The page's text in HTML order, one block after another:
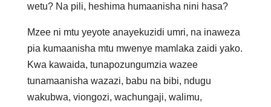
wetu? Na pili, heshima humaanisha nini hasa?
Mzee ni mtu yeyote anayekuzidi umri, na inaweza
pia kumaanisha mtu mwenye mamlaka zaidi yako.
Kwa kawaida, tunapozungumzia wazee
tunamaanisha wazazi, babu na bibi, ndugu
wakubwa, viongozi, wachungaji, walimu,